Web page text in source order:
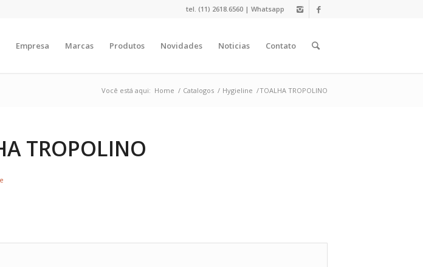
tel. (11) 2618.6560 | Whatsapp
Empresa Marcas Produtos Novidades Noticias Contato
Você está aqui: Home / Catalogos / Hygieline /TOALHA TROPOLINO
TROPOLINO